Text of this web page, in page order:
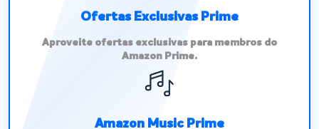
Ofertas Exclusivas Prime
Aproveite ofertas exclusivas para membros do
Amazon Prime.
Amazon Music Prime